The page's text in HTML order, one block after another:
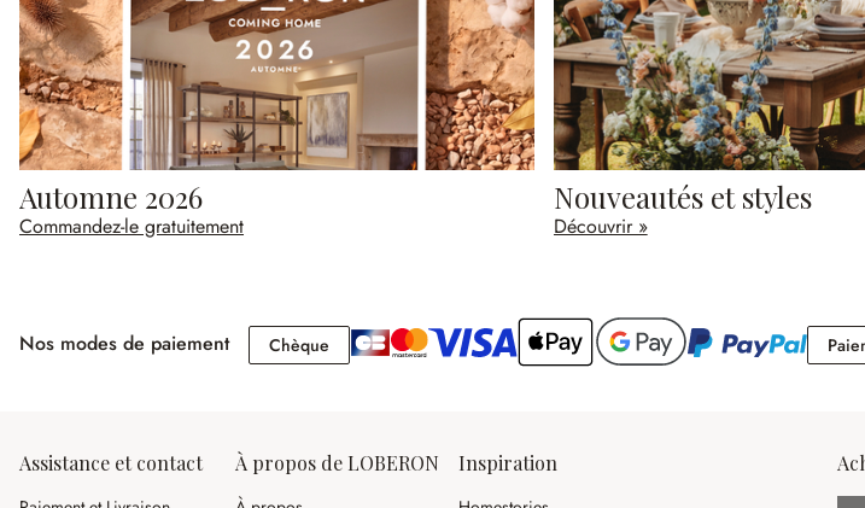
Automne 2026
Commandez-le gratuitement
Nouveautés et styles
Découvrir »
Nos modes de paiement Chèque Chèque
Assistance et contact À propos de LOBERON Inspiration